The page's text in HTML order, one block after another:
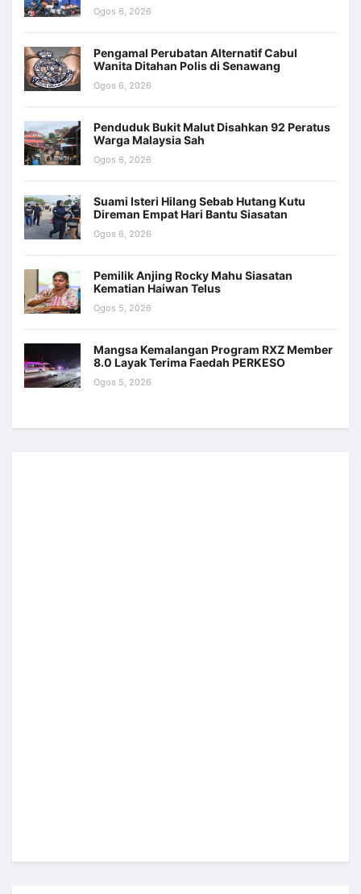
Ogos 6, 2026
Pengamal Perubatan Alternatif Cabul
Wanita Ditahan Polis di Senawang
Ogos 6, 2026
Penduduk Bukit Malut Disahkan 92 Peratus
Warga Malaysia Sah
Ogos 6, 2026
Suami Isteri Hilang Sebab Hutang Kutu
Direman Empat Hari Bantu Siasatan
Ogos 6, 2026
Pemilik Anjing Rocky Mahu Siasatan
Kematian Haiwan Telus
Ogos 5, 2026
Mangsa Kemalangan Program RXZ Member
8.0 Layak Terima Faedah PERKESO
Ogos 5, 2026